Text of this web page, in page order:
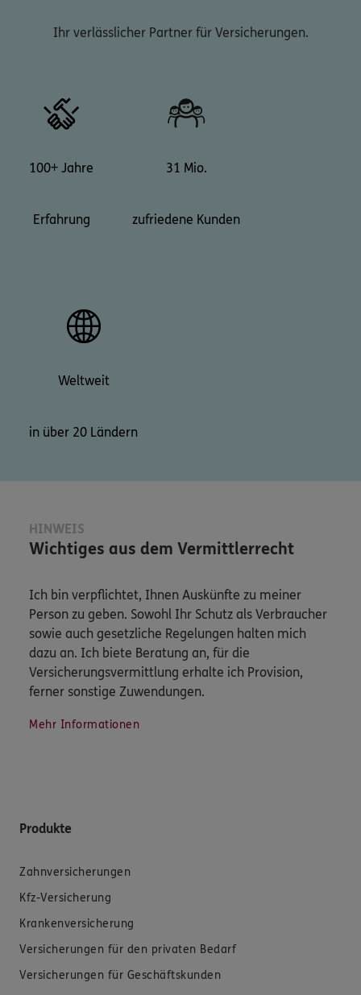
Ihr verlässlicher Partner für Versicherungen.
100+ Jahre
Erfahrung
31 Mio.
zufriedene Kunden
Weltweit
in über 20 Ländern
HINWEIS
Wichtiges aus dem Vermittlerrecht
Ich bin verpflichtet, Ihnen Auskünfte zu meiner
Person zu geben. Sowohl Ihr Schutz als Verbraucher
sowie auch gesetzliche Regelungen halten mich
dazu an. Ich biete Beratung an, für die
Versicherungsvermittlung erhalte ich Provision,
ferner sonstige Zuwendungen.
Mehr Informationen
Produkte
Zahnversicherungen
Kfz-Versicherung
Krankenversicherung
Versicherungen für den privaten Bedarf
Versicherungen für Geschäftskunden